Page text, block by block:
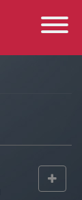
Toggle